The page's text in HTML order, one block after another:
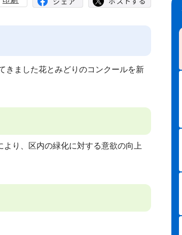
きました花とみどりのコンクールを新
り、区内の緑化に対する意欲の向上